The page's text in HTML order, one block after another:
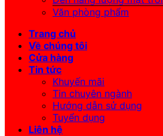
Văn phòng phẩm
Trang chủ
Về chúng tôi
Cửa hàng
Tin tức
Khuyến mãi
Tin chuyên ngành
Hướng dẫn sử dụng
Tuyển dụng
Liên hệ